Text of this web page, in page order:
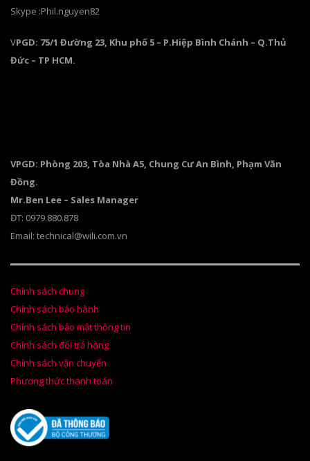
Skype :Phil.nguyen82
VPGD: 75/1 Đường 23, Khu phố 5 – P.Hiệp Bình Chánh – Q.Thủ
Đức – TP HCM.
VPGD: Phòng 203, Tòa Nhà A5, Chung Cư An Bình, Phạm Văn
Đồng.
Mr.Ben Lee – Sales Manager
ĐT: 0979.880.878
Email: technical@wili.com.vn
Chính sách chung
Chính sách bảo hành
Chính sách bảo mật thông tin
Chính sách đổi trả hàng
Chính sách vận chuyển
Phương thức thanh toán